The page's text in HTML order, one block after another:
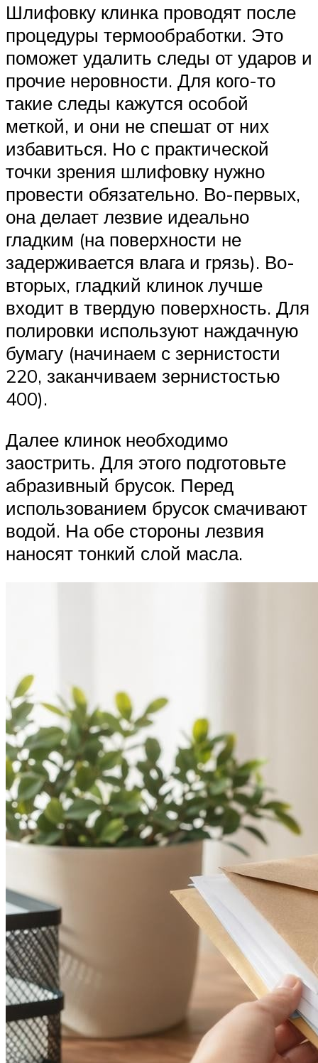
Шлифовку клинка проводят после
процедуры термообработки. Это
поможет удалить следы от ударов и
прочие неровности. Для кого-то
такие следы кажутся особой
меткой, и они не спешат от них
избавиться. Но с практической
точки зрения шлифовку нужно
провести обязательно. Во-первых,
она делает лезвие идеально
гладким (на поверхности не
задерживается влага и грязь). Во-
вторых, гладкий клинок лучше
входит в твердую поверхность. Для
полировки используют наждачную
бумагу (начинаем с зернистости
220, заканчиваем зернистостью
400).
Далее клинок необходимо
заострить. Для этого подготовьте
абразивный брусок. Перед
использованием брусок смачивают
водой. На обе стороны лезвия
наносят тонкий слой масла.